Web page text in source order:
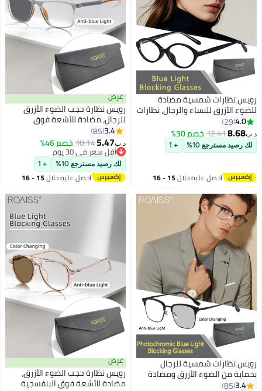
شمسية مضادة
للنساء والرجال، نظارات
الأزرق، نظارات قراءة
ملونة مضادة لإجهاد العين،
كمبيوتر، نظارات واقية
المحمول
29
12.41خصم 30%
مسترجع 10% + 1
احصل عليه خلال 15 - 16
عرض
رويس نظارة حجب الضوء الأزرق
للرجال، مضادة للأشعة فوق
البنفسجية والوهج، نظارات كمبيوتر
بفلتر الضوء الأزرق، نظارات
مستطيلة رياضية متغيرة اللون
مضادة لإجهاد العين والصداع مع
85
5.47
10.14خصم 46%
أقل سعر في 30 يوم
أقل سعر في 30 يوم
لك رصيد مسترجع 10% + 1
احصل عليه خلال 15 - 16
شمسية للرجال
من الضوء الأزرق ومضادة
فوق البنفسجية ومرشحة
85
عرض
رويس نظارة حجب الضوء الأزرق،
مضادة للأشعة فوق البنفسجية